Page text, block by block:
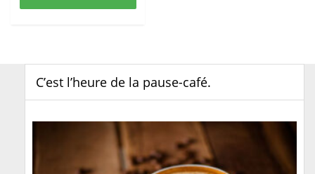
C’est l’heure de la pause-café.